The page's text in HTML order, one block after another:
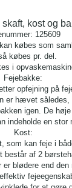
kost og
125609
købes som
købes pr. del.
i
Fejebakke:
opfejning på
er hævet således,
igen. De
indeholde en
Kost:
som kan feje i
består af 2
blødere end